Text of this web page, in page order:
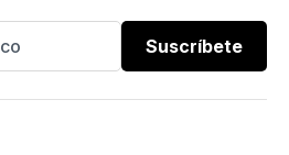
Suscríbete